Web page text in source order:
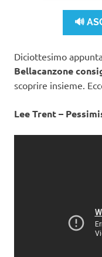
🔊
Diciottesimo
Bellacanzone
scoprire insieme.
Lee Trent –